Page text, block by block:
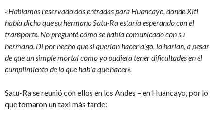
«Habíamos reservado dos entradas para Huancayo, donde Xiti
había dicho que su hermano Satu-Ra estaría esperando con el
transporte. No pregunté cómo se había comunicado con su
hermano. Di por hecho que si querían hacer algo, lo harían, a pesar
de que un simple mortal como yo pudiera tener dificultades en el
cumplimiento de lo que había que hacer».
Satu-Ra se reunió con ellos en los Andes – en Huancayo, por lo
que tomaron un taxi más tarde: